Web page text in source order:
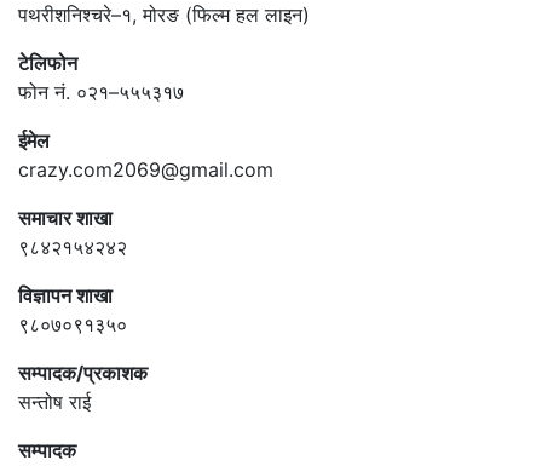
पथरीशनिश्चरे–१, मोरङ (फिल्म हल लाइन)
टेलिफोन
फोन नं. ०२१–५५५३१७
ईमेल
crazy.com2069@gmail.com
समाचार शाखा
९८४२१५४२४२
विज्ञापन शाखा
९८०७०९१३५०
सम्पादक/प्रकाशक
सन्तोष राई
सम्पादक